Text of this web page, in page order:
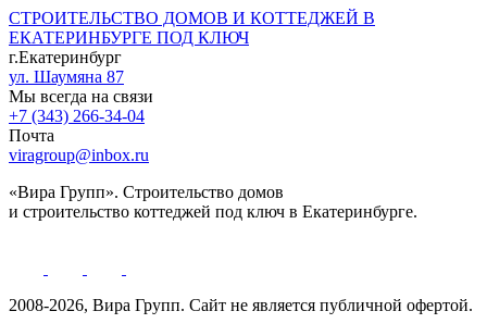
СТРОИТЕЛЬСТВО ДОМОВ И КОТТЕДЖЕЙ В
ЕКАТЕРИНБУРГЕ ПОД КЛЮЧ
г.Екатеринбург
ул. Шаумяна 87
Мы всегда на связи
+7 (343) 266-34-04
Почта
viragroup@inbox.ru
«Вира Групп». Строительство домов
и строительство коттеджей под ключ в Екатеринбурге.
2008-2026, Вира Групп. Cайт не является публичной офертой.